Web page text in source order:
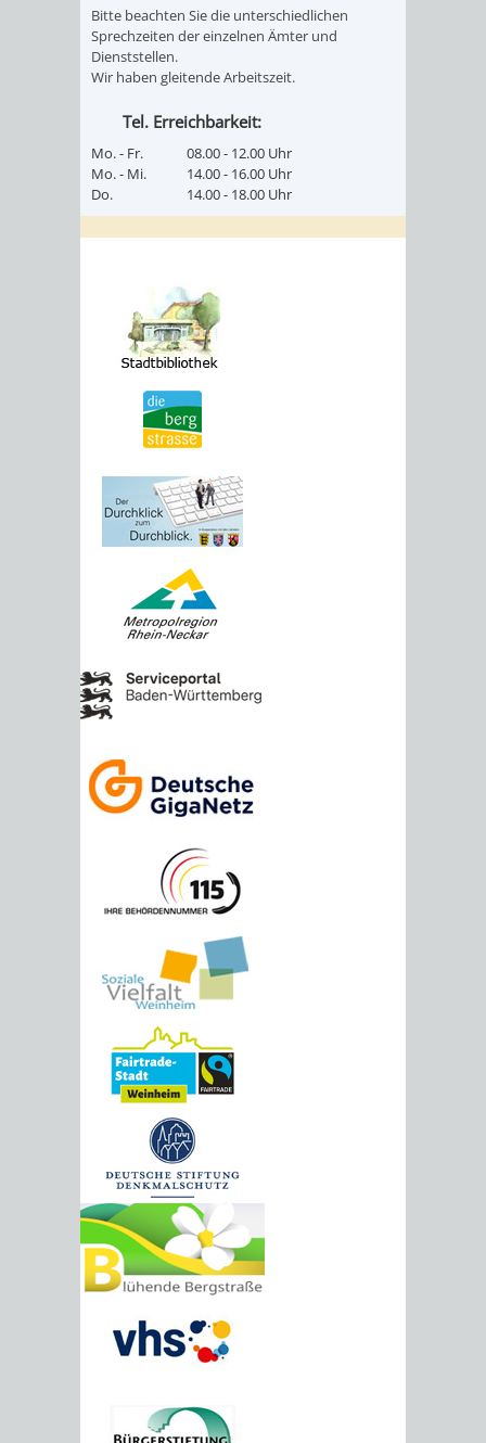
Bitte beachten Sie die unterschiedlichen
Sprechzeiten der einzelnen Ämter und
Dienststellen.
Wir haben gleitende Arbeitszeit.
Tel. Erreichbarkeit:
Mo. - Fr.
08.00 - 12.00 Uhr
Mo. - Mi.
14.00 - 16.00 Uhr
Do.
14.00 - 18.00 Uhr